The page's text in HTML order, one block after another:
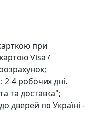
при
Visa /
2-4 робочих дні.
та доставка";
дверей по Україні -